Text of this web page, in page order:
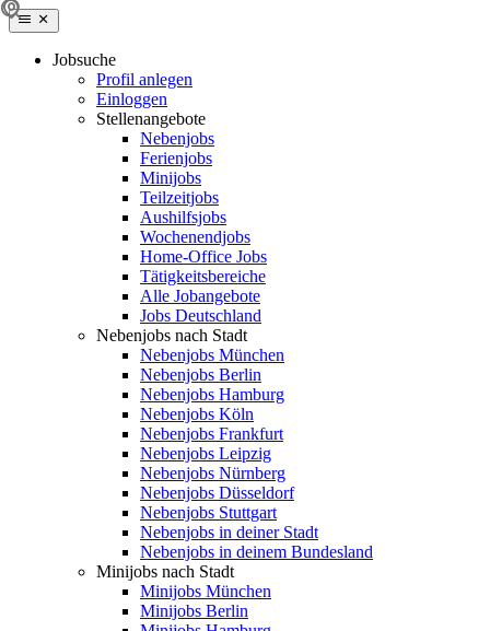
Jobsuche
Profil anlegen
Einloggen
Stellenangebote
Nebenjobs
Ferienjobs
Minijobs
Teilzeitjobs
Aushilfsjobs
Wochenendjobs
Home-Office Jobs
Tätigkeitsbereiche
Alle Jobangebote
Jobs Deutschland
Nebenjobs nach Stadt
Nebenjobs München
Nebenjobs Berlin
Nebenjobs Hamburg
Nebenjobs Köln
Nebenjobs Frankfurt
Nebenjobs Leipzig
Nebenjobs Nürnberg
Nebenjobs Düsseldorf
Nebenjobs Stuttgart
Nebenjobs in deiner Stadt
Nebenjobs in deinem Bundesland
Minijobs nach Stadt
Minijobs München
Minijobs Berlin